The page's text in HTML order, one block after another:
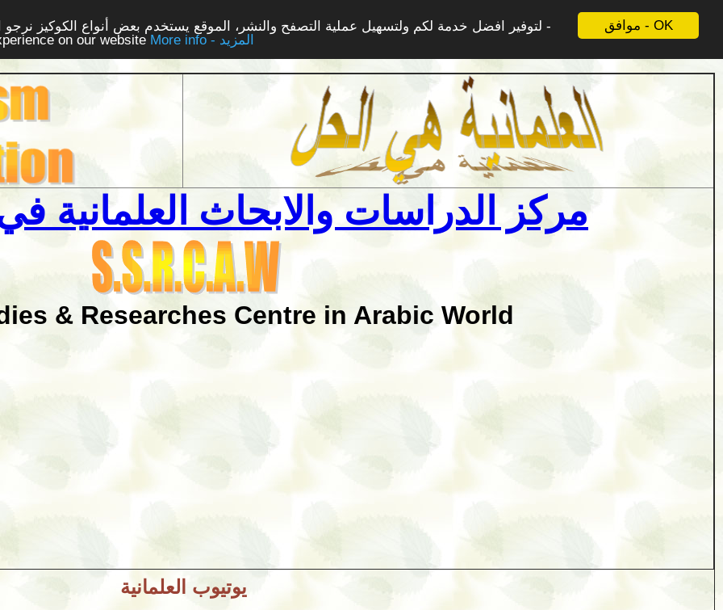
موافق - OK
لتوفير افضل خدمة لكم ولتسهيل عملية التصفح والنشر، الموقع يستخدم بعض أنواع الكوكيز
on our website
More info - المزيد
مركز الدراسات والابحاث العلمانية
& Researches Centre in Arabic World
يوتيوب العلمانية